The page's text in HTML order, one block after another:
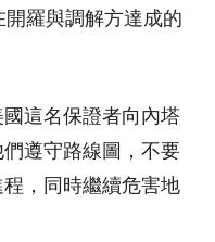
羅與調解方達成的
這名保證者向內塔
遵守路線圖，不要
，同時繼續危害地